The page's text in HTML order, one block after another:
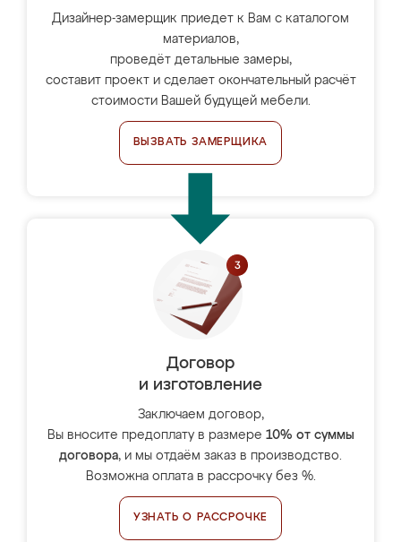
Дизайнер-замерщик приедет к Вам с каталогом
материалов,
проведёт детальные замеры,
составит проект и сделает окончательный расчёт
стоимости Вашей будущей мебели.
ВЫЗВАТЬ ЗАМЕРЩИКА
Договор
и изготовление
Заключаем договор,
Вы вносите предоплату в размере 10% от суммы
договора, и мы отдаём заказ в производство.
Возможна оплата в рассрочку без %.
УЗНАТЬ О РАССРОЧКЕ